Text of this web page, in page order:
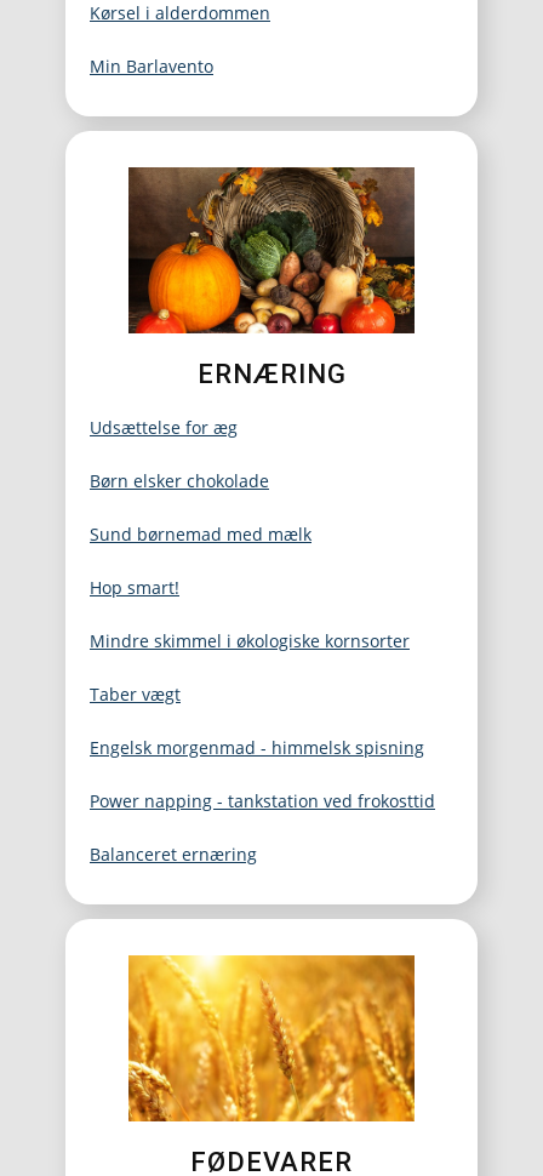
Kørsel i alderdommen
Min Barlavento
ERNÆRING
Udsættelse for æg
Børn elsker chokolade
Sund børnemad med mælk
Hop smart!
Mindre skimmel i økologiske kornsorter
Taber vægt
Engelsk morgenmad - himmelsk spisning
Power napping - tankstation ved frokosttid
Balanceret ernæring
FØDEVARER